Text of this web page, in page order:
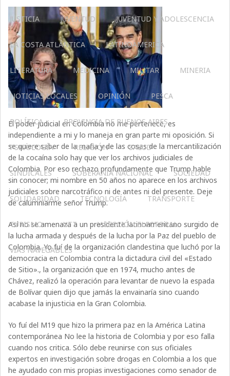
JUSTICIA JUVENTUD JUVENTUD Y ADOLESCENCIA
LA COSTA ATLÁNTICA LATINOAMERICA
LITERATURA MEDICINA MILITAR MINERIA
NOTICIAS LOCALES OPINIÓN PESCA
POLÍTICA PROVINCIA DE BUENOS AIRES
PSICOLOGÍA RELIGIÓN SALUD
SINDICALES SOBERANÍA NACIONAL SOCIEDAD
SOLIDARIDAD TECNOLOGÍA TRANSPORTE
TURISMO UTT V SECCIÓN ELECTORAL
VÍAS NAVEGABLES
El poder judicial en Colombia no me pertenece, es
independiente a mi y lo maneja en gran parte mi oposición. Si
se quiere saber de la mafia y de las cosas de la mercantilización
de la cocaína solo hay que ver los archivos judiciales de
Colombia. Por eso rechazo profundamente que Trump hable
sin conocer; mi nombre en 50 años no aparece en los archivos
judiciales sobre narcotráfico ni de antes ni del presente. Deje
de calumniarme señor Trump.
Así no se amenaza a un presidente latinoamericano surgido de
la lucha armada y después de la lucha por la Paz del pueblo de
Colombia. Yo fuí de la organización clandestina que luchó por la
democracia en Colombia contra la dictadura civil del «Estado
de Sitio»., la organización que en 1974, mucho antes de
Chávez, realizó la operación para levantar de nuevo la espada
de Bolívar quien dijo que jamás la envainaría sino cuando
acabase la injusticia en la Gran Colombia.
Yo fuí del M19 que hizo la primera paz en la América Latina
contemporánea No lee la historia de Colombia y por eso falla
cuando nos critica. Sólo debe reunirse con sus oficiales
expertos en investigación sobre drogas en Colombia a los que
he ayudado con mis propias investigaciones como senador de